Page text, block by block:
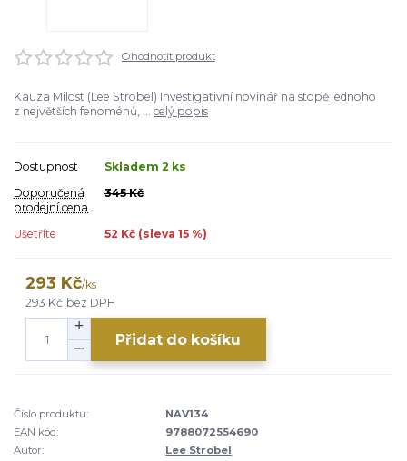
Ohodnotit produkt
Kauza Milost (Lee Strobel) Investigativní novinář na stopě jednoho
z největších fenoménů, ... celý popis
Dostupnost
Skladem 2 ks
Doporučená
prodejní cena
345 Kč
Ušetříte 52 Kč (sleva 15 %)
293 Kč/ks
293 Kč bez DPH
Přidat do košíku
Číslo produktu:
NAV134
EAN kód:
9788072554690
Autor:
Lee Strobel